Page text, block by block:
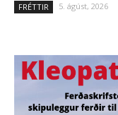
FRÉTTIR 5. ágúst, 2026